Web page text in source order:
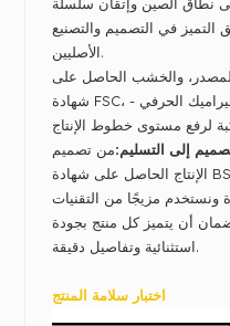
التميز في التصميم والتصنيع
الأصليين.
والخشب الحاصل على
شهادة FSC، والأواني الزجاجية الكريستالية، والسيراميك الحرفي -
إلى التسليم:من تصميم ODM التعاوني إلى
ونستخدم مزيجًا من التقنيات
لضمان أن يتميز كل منتج بجودة
استثنائية وتفاصيل دقيقة.
اختبار سلامة المنتج